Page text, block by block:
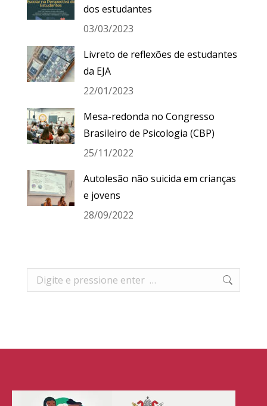
dos estudantes
03/03/2023
Livreto de reflexões de estudantes
da EJA
22/01/2023
Mesa-redonda no Congresso
Brasileiro de Psicologia (CBP)
25/11/2022
Autolesão não suicida em crianças
e jovens
28/09/2022
Search: